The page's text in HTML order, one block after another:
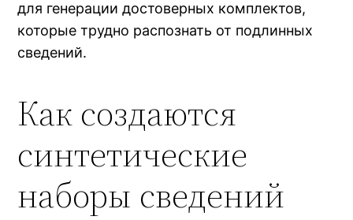
для генерации достоверных комплектов,
которые трудно распознать от подлинных
сведений.
Как создаются
синтетические
наборы сведений